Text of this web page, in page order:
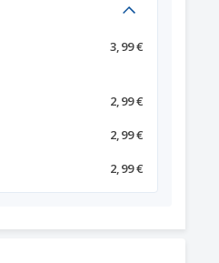
3,99 €
2,99 €
2,99 €
2,99 €